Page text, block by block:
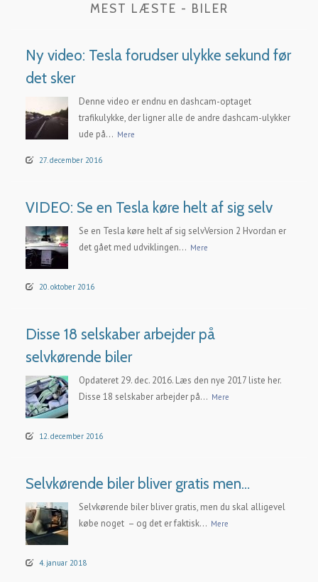
MEST LÆSTE - BILER
Ny video: Tesla forudser ulykke sekund før
det sker
Denne video er endnu en dashcam-optaget
trafikulykke, der ligner alle de andre dashcam-ulykker
ude på... Mere
27. december 2016
VIDEO: Se en Tesla køre helt af sig selv
Se en Tesla køre helt af sig selvVersion 2 Hvordan er
det gået med udviklingen... Mere
20. oktober 2016
Disse 18 selskaber arbejder på
selvkørende biler
Opdateret 29. dec. 2016. Læs den nye 2017 liste her.
Disse 18 selskaber arbejder på... Mere
12. december 2016
Selvkørende biler bliver gratis men…
Selvkørende biler bliver gratis, men du skal alligevel
købe noget – og det er faktisk... Mere
4. januar 2018